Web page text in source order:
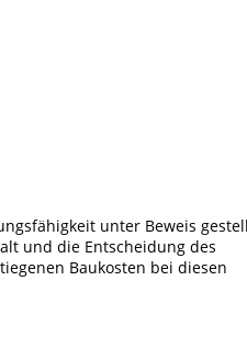
unter Beweis
und die Entscheidung des
Baukosten bei diesen